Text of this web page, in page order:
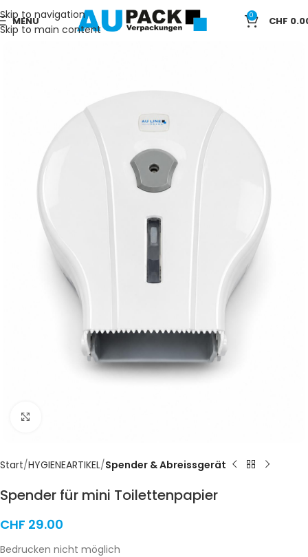
Skip to navigation
Skip to main content
MENU 0 CHF
Start HYGIENEARTIKEL Spender & Abreissgerät
Spender für mini Toilettenpapier
CHF 29.00
Bedrucken nicht möglich